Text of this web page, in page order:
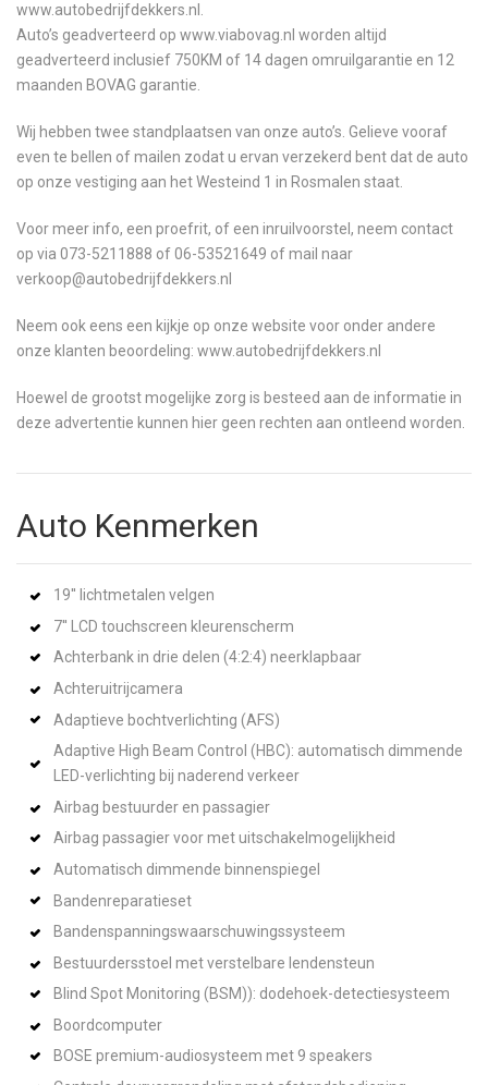
www.autobedrijfdekkers.nl.
Auto’s geadverteerd op www.viabovag.nl worden altijd
geadverteerd inclusief 750KM of 14 dagen omruilgarantie en 12
maanden BOVAG garantie.
Wij hebben twee standplaatsen van onze auto’s. Gelieve vooraf
even te bellen of mailen zodat u ervan verzekerd bent dat de auto
op onze vestiging aan het Westeind 1 in Rosmalen staat.
Voor meer info, een proefrit, of een inruilvoorstel, neem contact
op via 073-5211888 of 06-53521649 of mail naar
verkoop@autobedrijfdekkers.nl
Neem ook eens een kijkje op onze website voor onder andere
onze klanten beoordeling: www.autobedrijfdekkers.nl
Hoewel de grootst mogelijke zorg is besteed aan de informatie in
deze advertentie kunnen hier geen rechten aan ontleend worden.
Auto Kenmerken
19'' lichtmetalen velgen
7'' LCD touchscreen kleurenscherm
Achterbank in drie delen (4:2:4) neerklapbaar
Achteruitrijcamera
Adaptieve bochtverlichting (AFS)
Adaptive High Beam Control (HBC): automatisch dimmende
LED-verlichting bij naderend verkeer
Airbag bestuurder en passagier
Airbag passagier voor met uitschakelmogelijkheid
Automatisch dimmende binnenspiegel
Bandenreparatieset
Bandenspanningswaarschuwingssysteem
Bestuurdersstoel met verstelbare lendensteun
Blind Spot Monitoring (BSM)): dodehoek-detectiesysteem
Boordcomputer
BOSE premium-audiosysteem met 9 speakers